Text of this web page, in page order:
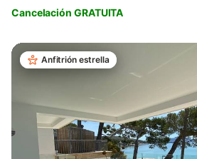
Cancelación GRATUITA
Anfitrión estrella